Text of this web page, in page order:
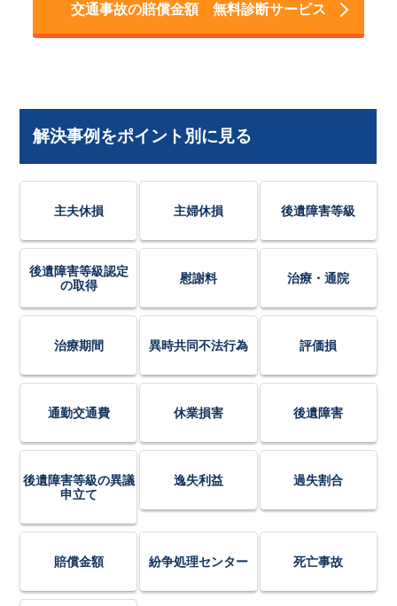
交通事故の賠償金額 無料診断サービス
解決事例をポイント別に見る
主夫休損 主婦休損 後遺障害等級
後遺障害等級認定
の取得
慰謝料 治療・通院
治療期間 異時共同不法行為 評価損
通勤交通費 休業損害 後遺障害
後遺障害等級の異議
申立て
逸失利益 過失割合
賠償金額 紛争処理センター 死亡事故